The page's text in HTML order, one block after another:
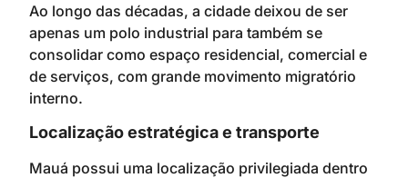
Ao longo das décadas, a cidade deixou de ser
apenas um polo industrial para também se
consolidar como espaço residencial, comercial e
de serviços, com grande movimento migratório
interno.
Localização estratégica e transporte
Mauá possui uma localização privilegiada dentro